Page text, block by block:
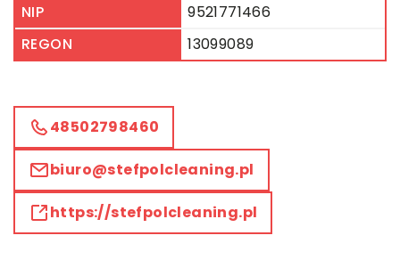
NIP
9521771466
REGON
13099089
48502798460
biuro@stefpolcleaning.pl
https://stefpolcleaning.pl